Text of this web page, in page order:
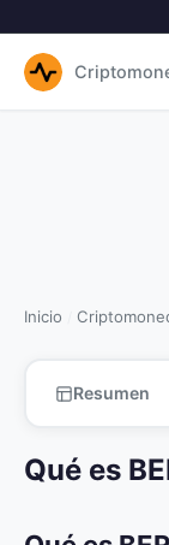
Inicio
Resumen
Qué es